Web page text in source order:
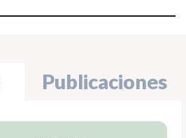
Publicaciones